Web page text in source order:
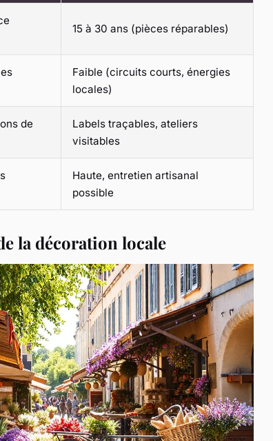
15 à 30 ans (pièces réparables)
Faible (circuits courts, énergies
locales)
de
Labels traçables, ateliers
visitables
Haute, entretien artisanal
possible
la décoration locale